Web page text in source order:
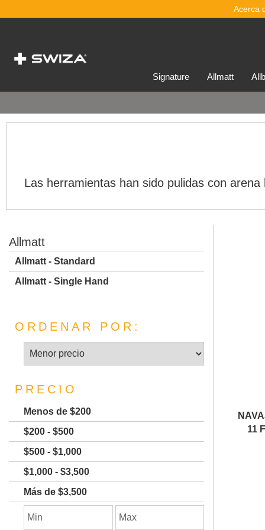
Acerca
signature allmatt
Las herramientas han sido pulidas con
11
Allmatt
Allmatt - Standard
Allmatt - Single Hand
ORDENAR POR:
PRECIO
Menos de $200
$200 - $500
$500 - $1,000
$1,000 - $3,500
Más de $3,500